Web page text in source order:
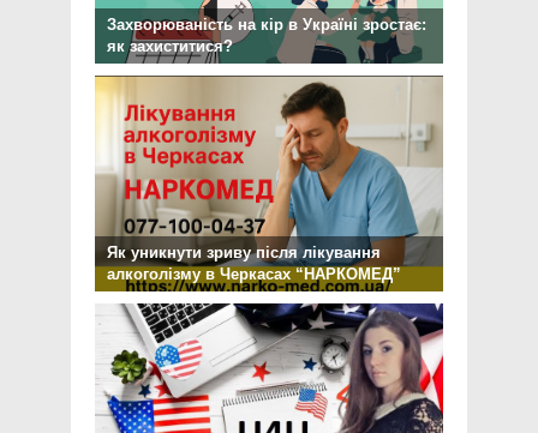
Захворюваність на кір в Україні зростає:
як захиститися?
Як уникнути зриву після лікування
алкоголізму в Черкасах “НАРКОМЕД”